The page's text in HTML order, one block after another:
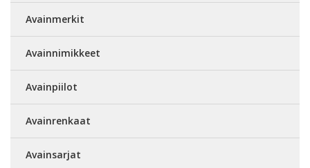
Avainmerkit
Avainnimikkeet
Avainpiilot
Avainrenkaat
Avainsarjat